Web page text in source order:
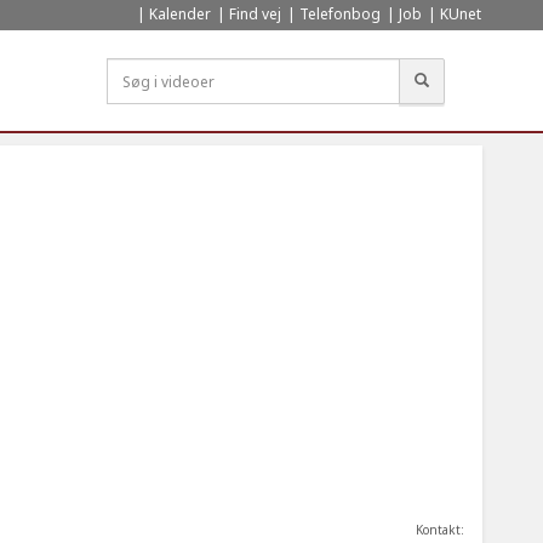
Kalender Find vej Telefonbog Job KUnet
Kontakt: